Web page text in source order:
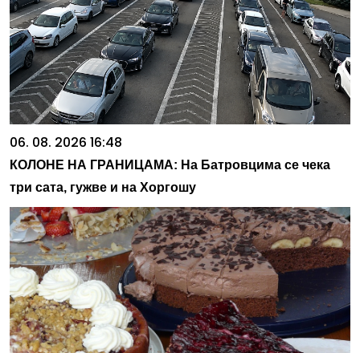
06. 08. 2026 16:48
КОЛОНЕ НА ГРАНИЦАМА: На Батровцима се чека
три сата, гужве и на Хоргошу